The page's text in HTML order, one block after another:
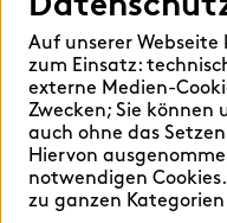
Deutsch English
Cookie-
Auf unserer Webseite
zum Einsatz:
externe Medien-
Zwecken; Sie können
auch ohne das
Hiervon
notwendigen
zu ganzen